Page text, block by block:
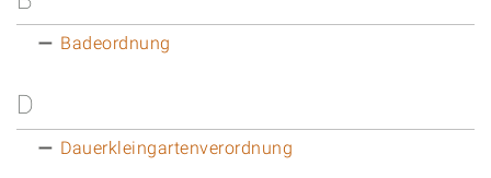
Badeordnung
D
Dauerkleingartenverordnung